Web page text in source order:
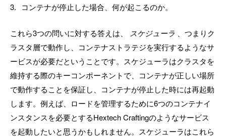
コンテナが停止した場合、何が起こるのか。
これら3つの問いに対する答えは、 スケジューラ 、つまりク
ラスタ層で動作し、コンテナストラテジを実行するようなサ
ービスが必要だということです。スケジューラはクラスタを
維持する際のキーコンポーネントで、コンテナが正しい場所
で動作することを保証し、コンテナが停止した時には再起動
します。例えば、ロードを管理するために6つのコンテナイ
ンスタンスを必要とするHextech Craftingのようなサービス
を起動したいと思うかもしれません。スケジューラはこれら